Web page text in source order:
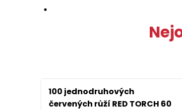
100 jednodruhových
červených růží RED TORCH 60